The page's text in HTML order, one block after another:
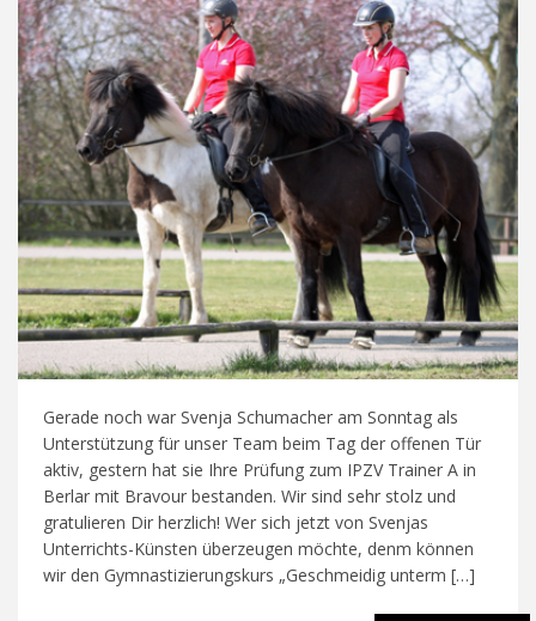
Gerade noch war Svenja Schumacher am Sonntag als
Unterstützung für unser Team beim Tag der offenen Tür
aktiv, gestern hat sie Ihre Prüfung zum IPZV Trainer A in
Berlar mit Bravour bestanden. Wir sind sehr stolz und
gratulieren Dir herzlich! Wer sich jetzt von Svenjas
Unterrichts-Künsten überzeugen möchte, denm können
wir den Gymnastizierungskurs „Geschmeidig unterm […]